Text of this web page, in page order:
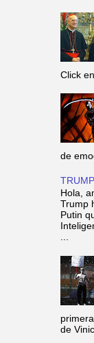
Click
de
Hola,
Trump
Putin
...
de